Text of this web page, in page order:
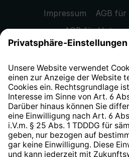
Impressum
AGB für
AGB für
Datenschutzhinweis